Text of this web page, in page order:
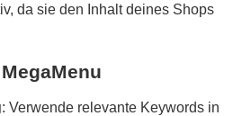
da sie den Inhalt deines Shops
: Verwende relevante Keywords in